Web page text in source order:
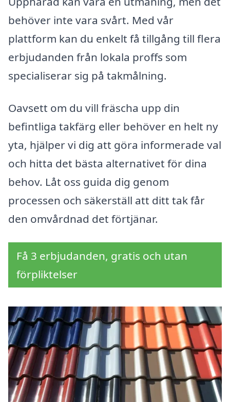
behöver inte vara svårt. Med vår
plattform kan du enkelt få tillgång till flera
erbjudanden från lokala proffs som
specialiserar sig på takmålning.
Oavsett om du vill fräscha upp din
befintliga takfärg eller behöver en helt ny
yta, hjälper vi dig att göra informerade val
och hitta det bästa alternativet för dina
behov. Låt oss guida dig genom
processen och säkerställ att ditt tak får
den omvårdnad det förtjänar.
Få 3 erbjudanden, gratis och utan
förpliktelser